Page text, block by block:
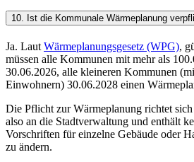
10. Ist die Kommunale Wärmeplanung
Ja. Laut Wärmeplanungsgesetz (WPG),
müssen alle Kommunen mit mehr als
30.06.2026, alle kleineren Kommunen
Einwohnern) 30.06.2028 einen
Die Pflicht zur Wärmeplanung richtet
also an die Stadtverwaltung und enthält
Vorschriften für einzelne Gebäude oder
zu ändern.